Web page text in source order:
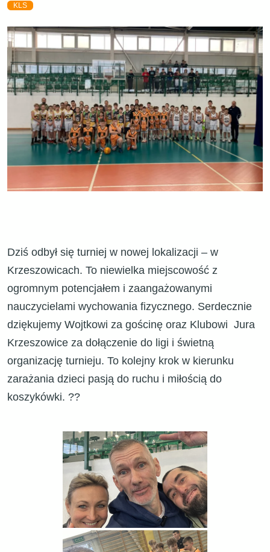
KLS
Dziś odbył się turniej w nowej lokalizacji – w
Krzeszowicach. To niewielka miejscowość z
ogromnym potencjałem i zaangażowanymi
nauczycielami wychowania fizycznego. Serdecznie
dziękujemy Wojtkowi za gościnę oraz Klubowi Jura
Krzeszowice za dołączenie do ligi i świetną
organizację turnieju. To kolejny krok w kierunku
zarażania dzieci pasją do ruchu i miłością do
koszykówki. ??